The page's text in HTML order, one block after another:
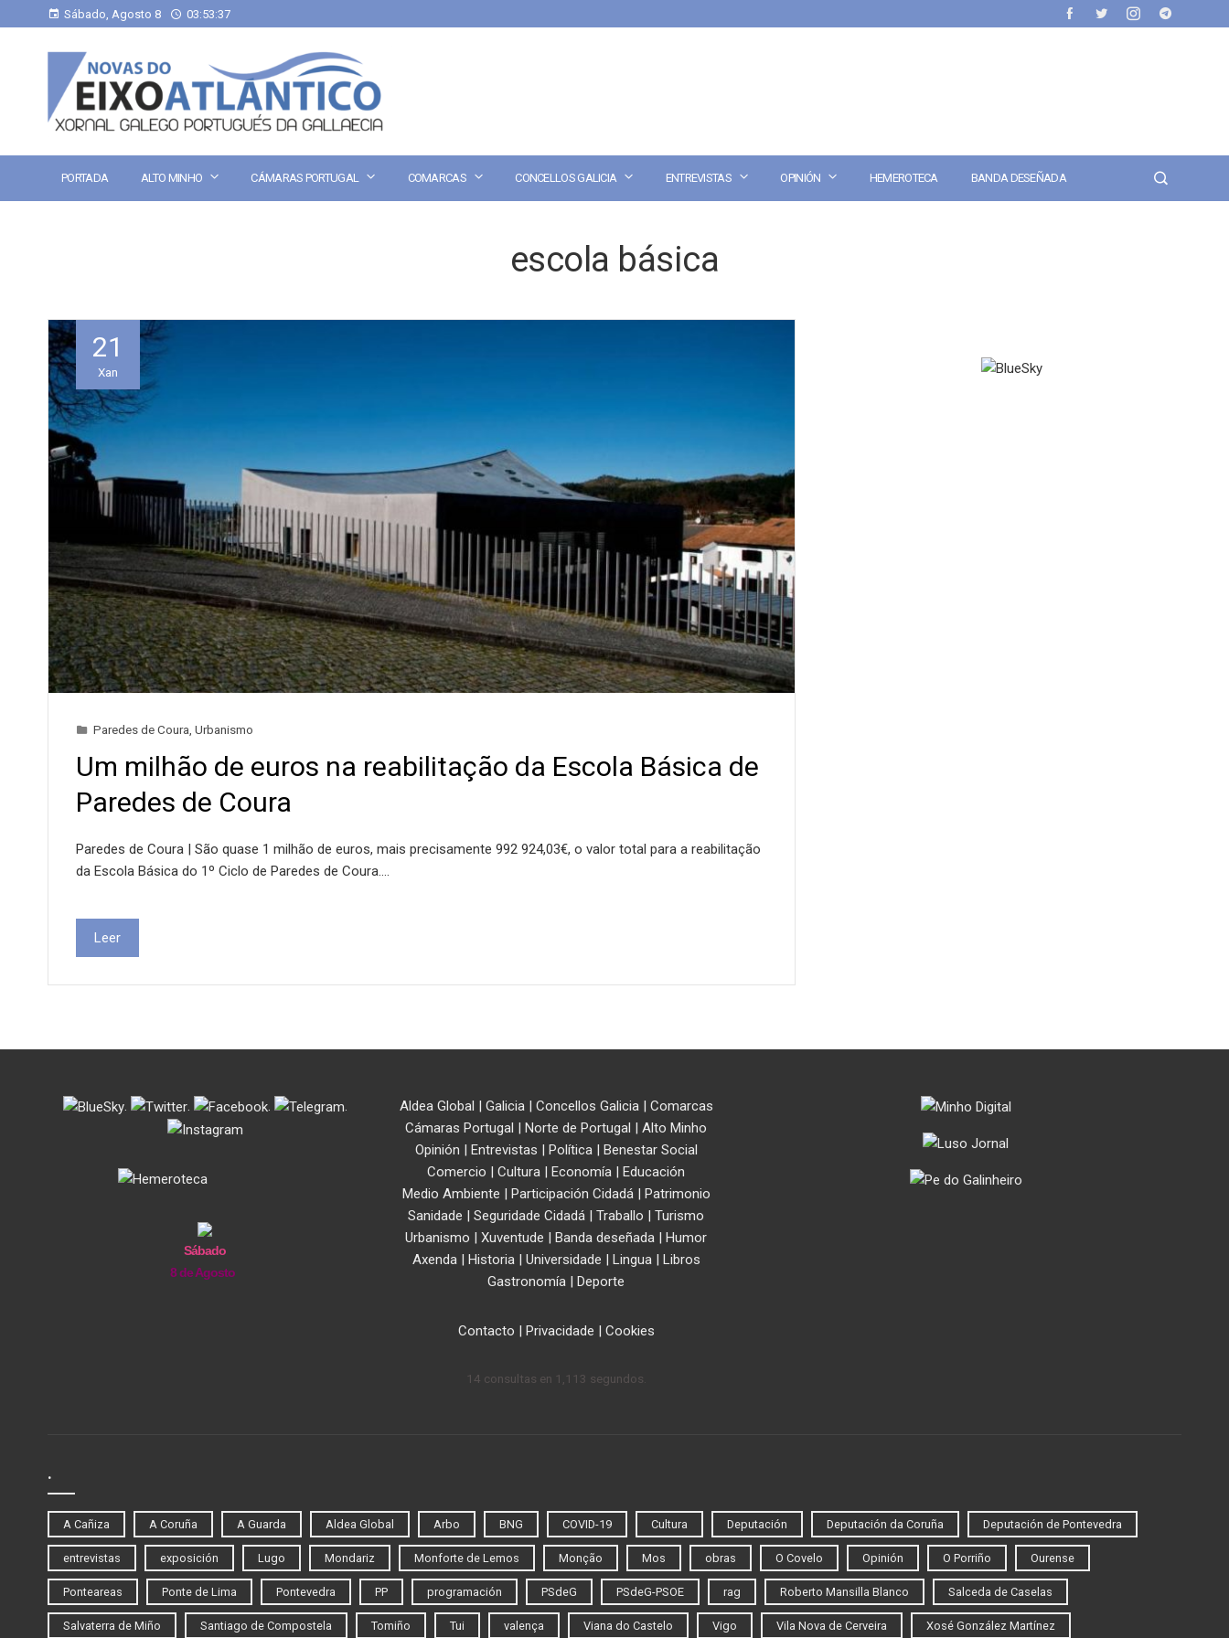
Sábado, Agosto 8 03:53:37
PORTADA ALTO MINHO CÁMARAS PORTUGAL COMARCAS CONCELLOS GALICIA ENTREVISTAS OPINIÓN HEMEROTECA BANDA DESEÑADA
escola básica
21
Xan
Paredes de Coura Urbanismo
Um milhão de euros na reabilitação da Escola Básica de
Paredes de Coura
Paredes de Coura | São quase 1 milhão de euros, mais precisamente 992 924,03€, o valor total para a reabilitação
da Escola Básica do 1º Ciclo de Paredes de Coura.…
Leer
. . . .
Sábado
8 de Agosto
Aldea Global | Galicia| Concellos Galicia| Comarcas
Cámaras Portugal | Norte de Portugal | Alto Minho
Opinión | Entrevistas | Política| Benestar Social
Comercio | Cultura | Economía | Educación
Medio Ambiente | Participación Cidadá| Patrimonio
Sanidade | Seguridade Cidadá | Traballo | Turismo
Urbanismo | Xuventude | Banda deseñada | Humor
Axenda| Historia| Universidade | Lingua| Libros
Gastronomía | Deporte
Contacto | Privacidade | Cookies
14 consultas en 1,113 segundos.
.
A Cañiza A Coruña A Guarda Aldea Global Arbo BNG COVID-19 Cultura Deputación Deputación da Coruña Deputación de Pontevedra
entrevistas exposición Lugo Mondariz Monforte de Lemos Monção Mos obras O Covelo Opinión O Porriño Ourense
Ponteareas Ponte de Lima Pontevedra PP programación PSdeG PSdeG-PSOE rag Roberto Mansilla Blanco Salceda de Caselas
Salvaterra de Miño Santiago de Compostela Tomiño Tui valença Viana do Castelo Vigo Vila Nova de Cerveira Xosé González Martínez